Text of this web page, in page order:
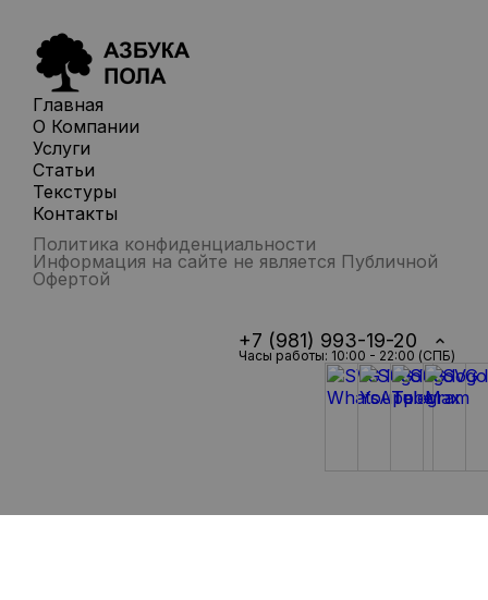
Главная
О Компании
Услуги
Статьи
Текстуры
Контакты
Политика конфиденциальности
Информация на сайте не является Публичной
Офертой
+7 (981) 993-19-20
Часы работы: 10:00 - 22:00 (СПБ)